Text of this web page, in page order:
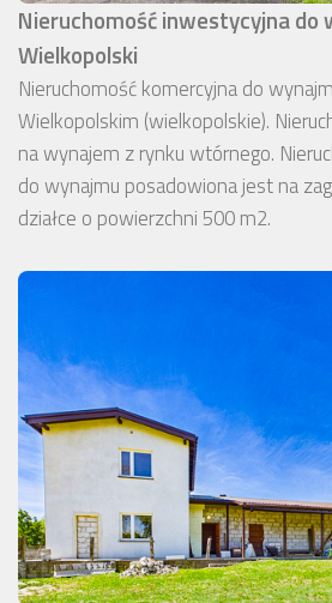
Nieruchomość inwestycyjna do
Wielkopolski
Nieruchomość komercyjna do
Wielkopolskim (wielkopolskie).
na wynajem z rynku wtórnego.
do wynajmu posadowiona jest na
działce o powierzchni 500 m2.